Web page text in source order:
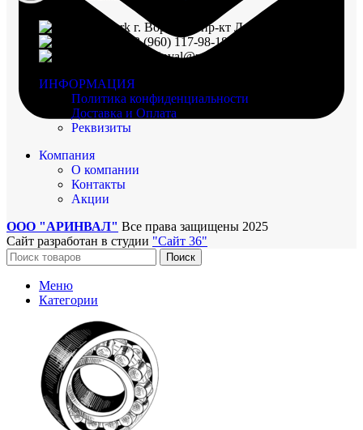
г. Воронеж, пр-кт Ленинский, д. 221
8 (960) 117-98-18
arinval@mail.ru
ИНФОРМАЦИЯ
Политика конфиденциальности
Доставка и Оплата
Реквизиты
Компания
О компании
Контакты
Акции
ООО "АРИНВАЛ" Все права защищены 2025
Сайт разработан в студии "Сайт 36"
Поиск
Меню
Категории